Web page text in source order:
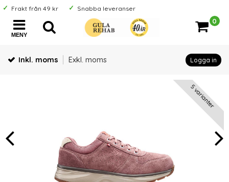
Frakt från 49 kr Snabba leveranser
MENY
0
Inkl. moms Exkl. moms Logga in
5 varianter